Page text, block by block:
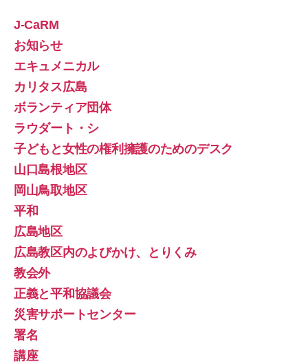
J-CaRM
お知らせ
エキュメニカル
カリタス広島
ボランティア団体
ラウダート・シ
子どもと女性の権利擁護のためのデスク
山口島根地区
岡山鳥取地区
平和
広島地区
広島教区内のよびかけ、とりくみ
教会外
正義と平和協議会
災害サポートセンター
署名
講座